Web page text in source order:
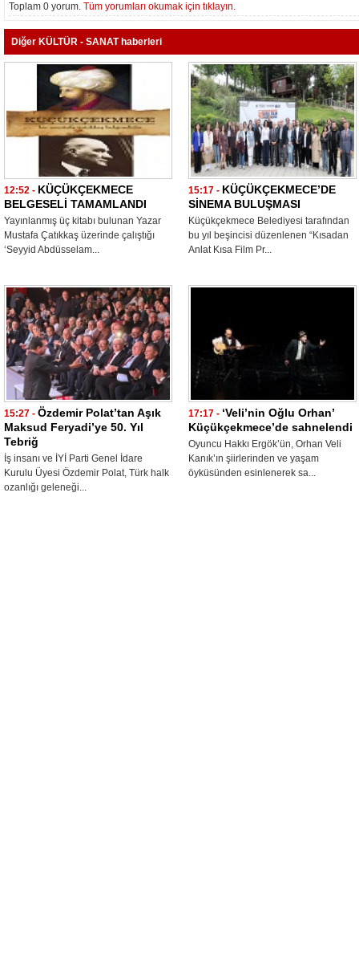
Toplam 0 yorum. Tüm yorumları okumak için tıklayın.
Diğer KÜLTÜR - SANAT haberleri
12:52 - KÜÇÜKÇEKMECE
BELGESELİ TAMAMLANDI
Yayınlanmış üç kitabı bulunan Yazar
Mustafa Çatıkkaş üzerinde çalıştığı
‘Seyyid Abdüsselam...
15:17 - KÜÇÜKÇEKMECE’DE
SİNEMA BULUŞMASI
Küçükçekmece Belediyesi tarafından
bu yıl beşincisi düzenlenen “Kısadan
Anlat Kısa Film Pr...
15:27 - Özdemir Polat’tan Aşık
Maksud Feryadi’ye 50. Yıl
Tebriğ
İş insanı ve İYİ Parti Genel İdare
Kurulu Üyesi Özdemir Polat, Türk halk
ozanlığı geleneği...
17:17 - ‘Veli’nin Oğlu Orhan’
Küçükçekmece’de sahnelendi
Oyuncu Hakkı Ergök’ün, Orhan Veli
Kanık’ın şiirlerinden ve yaşam
öyküsünden esinlenerek sa...